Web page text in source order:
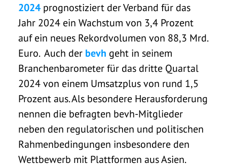
2024 prognostiziert der Verband für das
Jahr 2024 ein Wachstum von 3,4 Prozent
auf ein neues Rekordvolumen von 88,3 Mrd.
Euro. Auch der bevh geht in seinem
Branchenbarometer für das dritte Quartal
2024 von einem Umsatzplus von rund 1,5
Prozent aus. Als besondere Herausforderung
nennen die befragten bevh-Mitglieder
neben den regulatorischen und politischen
Rahmenbedingungen insbesondere den
Wettbewerb mit Plattformen aus Asien.